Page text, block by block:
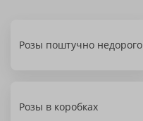
Розы поштучно недорого
Розы в коробках